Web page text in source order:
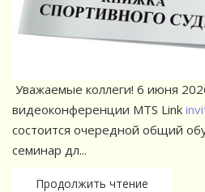
Уважаемые коллеги! 6 июня
видеоконференции MTS Link
состоится очередной общий
семинар дл...
Продолжить чтение